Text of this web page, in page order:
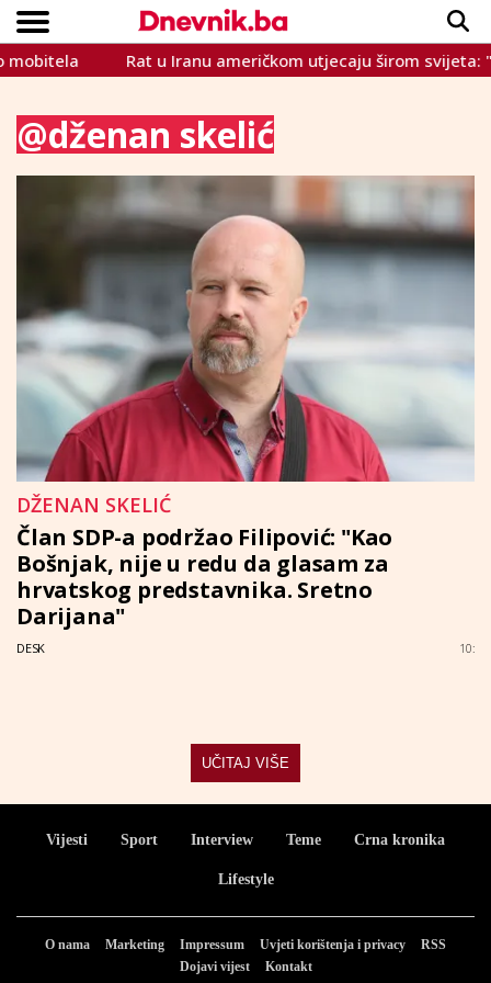
VIJESTI
SPORT
INTERVIEW
TEME
CRNA KRONIKA
LIFESTYLE
Copyright © Dnevnik.ba 2023.
Rat u Iranu američkom utjecaju širom svijeta:
@dženan skelić
DŽENAN SKELIĆ
Član SDP-a podržao Filipović: "Kao
Bošnjak, nije u redu da glasam za
hrvatskog predstavnika. Sretno
Darijana"
DESK 10:
UČITAJ VIŠE
Vijesti Sport Interview Teme Crna kronika
Lifestyle
O nama Marketing Impressum Uvjeti korištenja i privacy
RSS
Dojavi vijest
Kontakt